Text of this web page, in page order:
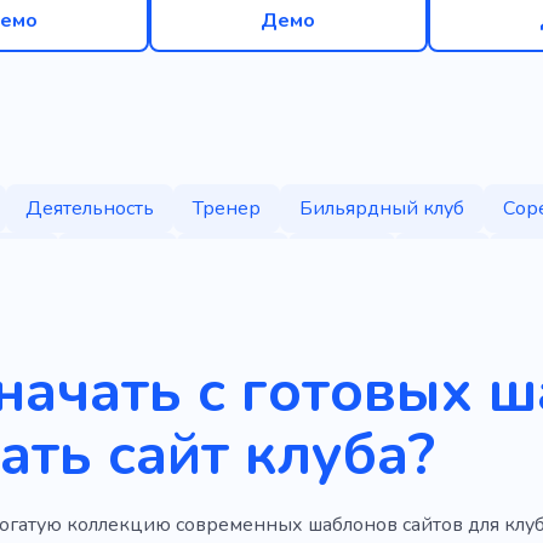
Демо
Деятельность Тренер Бильярдный клуб
Природа Музыкант Фитнес Кикбоксинг
Белый Сила Новичок Бокс Борьба
с готовых
сайт клуба?
коллекцию современных шаблонов сайтов для